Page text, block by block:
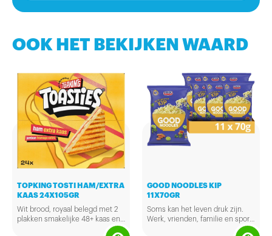
OOK HET BEKIJKEN WAARD
TOPKING TOSTI HAM/EXTRA
KAAS 24X105GR
Wit brood, royaal belegd met 2
plakken smakelijke 48+ kaas en
een lekkere plak ham. In totaal
GOOD NOODLES KIP
11X70GR
Soms kan het leven druk zijn.
Werk, vrienden, familie en sport.
In ons leven rennen we dagelijks